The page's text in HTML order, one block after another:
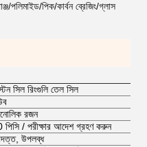
পলিমাইড/পিক/কার্বন ব্রেজিং/গ্লাস
সিল রিংগুলি তেল সিল
রজন
পিসি / পরীক্ষার আদেশ গ্রহণ করুন
উপলব্ধ